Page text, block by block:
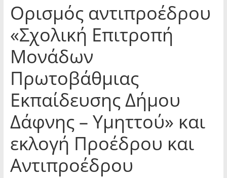
Ορισμός αντιπροέδρου
«Σχολική Επιτροπή
Μονάδων
Πρωτοβάθμιας
Εκπαίδευσης Δήμου
Δάφνης – Υμηττού» και
εκλογή Προέδρου και
Αντιπροέδρου